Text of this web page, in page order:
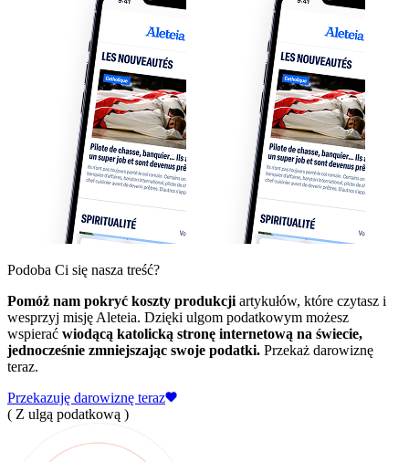
Podoba Ci się nasza treść?
Pomóż nam pokryć koszty produkcji artykułów, które czytasz i
wesprzyj misję Aleteia. Dzięki ulgom podatkowym możesz
wspierać wiodącą katolicką stronę internetową na świecie,
jednocześnie zmniejszając swoje podatki. Przekaż darowiznę
teraz.
Przekazuję darowiznę teraz
( Z ulgą podatkową )